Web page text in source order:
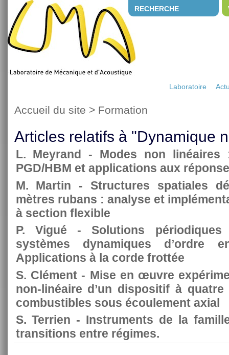
RECHERCHE
Laboratoire
Accueil du site > Formation
Articles relatifs à "Dynamique
L. Meyrand - Modes non linéaires
PGD/HBM et applications aux
M. Martin - Structures spatiales
mètres rubans : analyse et
à section flexible
P. Vigué - Solutions
systèmes dynamiques d’ordre
Applications à la corde frottée
S. Clément - Mise en œuvre
non-linéaire d’un dispositif à quatre
combustibles sous écoulement axial
S. Terrien - Instruments de la
transitions entre régimes.